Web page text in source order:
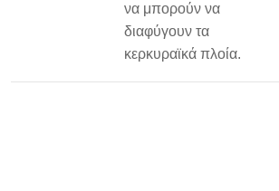
να μπορούν να
διαφύγουν τα
κερκυραϊκά πλοία.